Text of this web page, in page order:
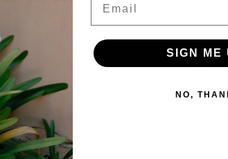
Bloom
SIGN ME
NO,